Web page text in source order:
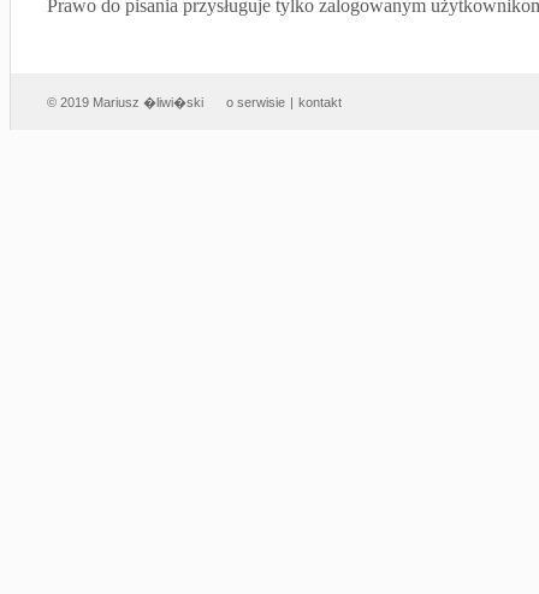
Prawo do pisania przysługuje tylko zalogowanym
© 2019 Mariusz �liwi�ski o serwisie | kontakt